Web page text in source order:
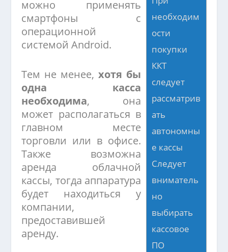
необходим
ости
покупки
ККТ
следует
рассматрив
ать
автономны
е кассы
Следует
вниматель
но
выбирать
кассовое
ПО
можно применять
смартфоны с
операционной
системой Android.
Тем не менее, хотя бы
одна касса
необходима, она
может располагаться в
главном месте
торговли или в офисе.
Также возможна
аренда облачной
кассы, тогда аппаратура
будет находиться у
компании,
предоставившей
аренду.